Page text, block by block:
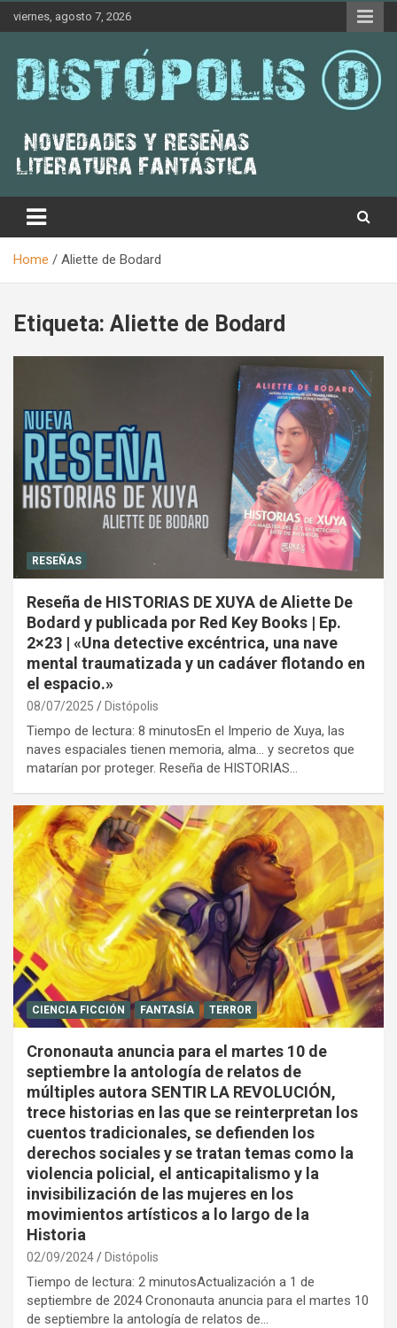
viernes, agosto 7, 2026
Distópolis
Home Aliette de Bodard
Etiqueta: Aliette de Bodard
RESEÑAS
Reseña de HISTORIAS DE XUYA de Aliette De
Bodard y publicada por Red Key Books | Ep.
2×23 | «Una detective excéntrica, una nave
mental traumatizada y un cadáver flotando en
el espacio.»
08/07/2025 Distópolis
Tiempo de lectura: 8 minutosEn el Imperio de Xuya, las
naves espaciales tienen memoria, alma… y secretos que
matarían por proteger. Reseña de HISTORIAS…
CIENCIA FICCIÓN FANTASÍA TERROR
Crononauta anuncia para el martes 10 de
septiembre la antología de relatos de
múltiples autora SENTIR LA REVOLUCIÓN,
trece historias en las que se reinterpretan los
cuentos tradicionales, se defienden los
derechos sociales y se tratan temas como la
violencia policial, el anticapitalismo y la
invisibilización de las mujeres en los
movimientos artísticos a lo largo de la
Historia
02/09/2024 Distópolis
Tiempo de lectura: 2 minutosActualización a 1 de
septiembre de 2024 Crononauta anuncia para el martes 10
de septiembre la antología de relatos de…